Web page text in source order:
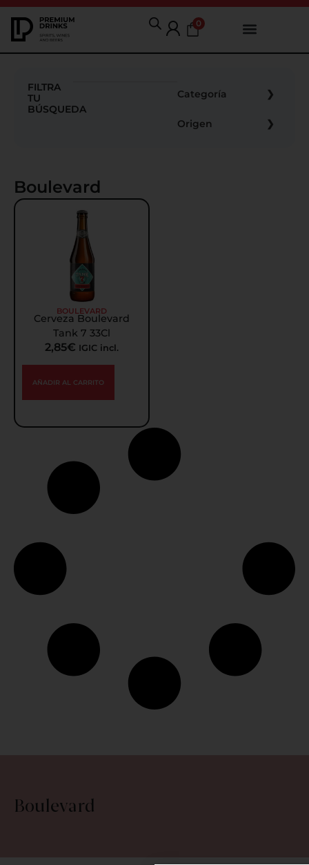
0
FILTRA
TU
BÚSQUEDA
Categoría
Origen
Boulevard
BOULEVARD
Cerveza Boulevard
Tank 7 33Cl
2,85€ IGIC incl.
AÑADIR AL CARRITO
Boulevard